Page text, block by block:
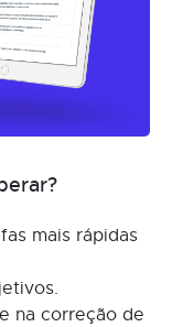
mais rápidas
na correção de